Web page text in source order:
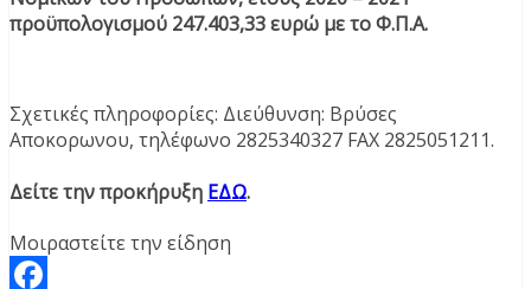
προϋπολογισμού 247.403,33 ευρώ με το Φ.Π.Α.
Σχετικές πληροφορίες: Διεύθυνση: Βρύσες
Αποκορωνου, τηλέφωνο 2825340327 FAX 2825051211.
Δείτε την προκήρυξη ΕΔΩ.
Μοιραστείτε την είδηση